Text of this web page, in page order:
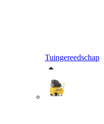
Tuingereedschap